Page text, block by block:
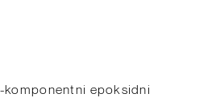
epoksidni